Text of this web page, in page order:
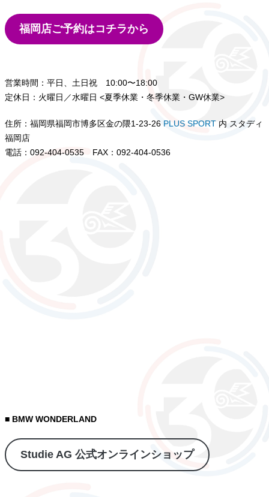
福岡店ご予約はコチラから
営業時間：平日、土日祝 10:00〜18:00
定休日：火曜日／水曜日 <夏季休業・冬季休業・GW休業>
住所：福岡県福岡市博多区金の隈1-23-26 PLUS SPORT 内 スタディ
福岡店
電話：092-404-0535 FAX：092-404-0536
■ BMW WONDERLAND
Studie AG 公式オンラインショップ